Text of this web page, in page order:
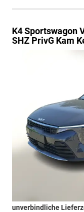
K4 Sportswagon
SHZ PrivG Kam
unverbindliche